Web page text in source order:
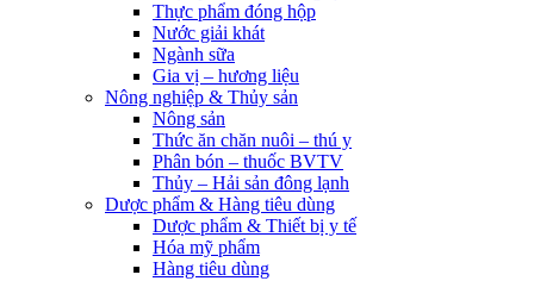
Thực phẩm đóng hộp
Nước giải khát
Ngành sữa
Gia vị – hương liệu
Nông nghiệp & Thủy sản
Nông sản
Thức ăn chăn nuôi – thú y
Phân bón – thuốc BVTV
Thủy – Hải sản đông lạnh
Dược phẩm & Hàng tiêu dùng
Dược phẩm & Thiết bị y tế
Hóa mỹ phẩm
Hàng tiêu dùng